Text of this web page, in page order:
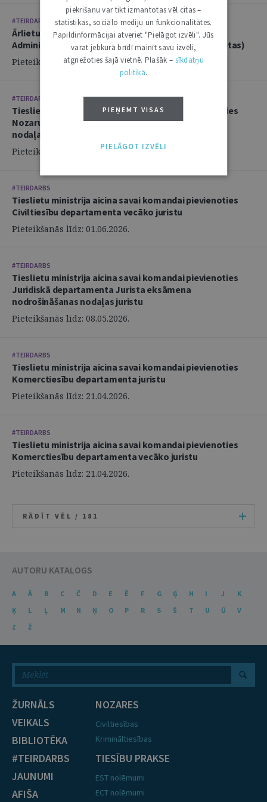
#TEIRDARBS
Ārlietu ministrija aicina savā komandā pievienoties
Administratīvi tiesiskās nodaļas juristu (2 amata vietas)
Pieteikšanās līdz: 14.06.2026.
#TEIRDARBS
Tieslietu ministrija aicina savai komandai pievienoties
Nozaru politikas departamenta Politikas izstrādes
nodaļas juristu
Pieteikšanās līdz: 02.06.2026.
#TEIRDARBS
Tieslietu ministrija aicina savai komandai pievienoties
Civiltiesību departamenta vecāko juristu
Pieteikšanās līdz: 01.06.2026.
#TEIRDARBS
Tieslietu ministrija aicina savai komandai pievienoties
Juridiskā departamenta Jurista eksāmena
nodrošināšanas nodaļas juristu
Pieteikšanās līdz: 08.05.2026.
#TEIRDARBS
Tieslietu ministrija aicina savai komandai pievienoties
Komerctiesību departamenta juristu
Pieteikšanās līdz: 21.04.2026.
#TEIRDARBS
Tieslietu ministrija aicina savai komandai pievienoties
Komerctiesību departamenta vecāko juristu
Pieteikšanās līdz: 21.04.2026.
RĀDĪT VĒL / 181
AUTORU KATALOGS
A Ā B C Č D E Ē F G Ģ H I J
K
Ķ
L Ļ M N Ņ O P R S Š T U Ū
V
Z
Ž
ŽURNĀLS
VEIKALS
BIBLIOTĒKA
#TEIRDARBS
JAUNUMI
AFIŠA
NOZARES
Civiltiesības
Krimināltiesības
TIESĪBU PRAKSE
EST nolēmumi
ECT nolēmumi
piekrišanu var tikt izmantotas vēl citas –
statistikas, sociālo mediju un funkcionalitātes.
Papildinformācijai atveriet "Pielāgot izvēli". Jūs
varat jebkurā brīdī mainīt savu izvēli,
atgriežoties šajā vietnē. Plašāk – sīkdatņu
politikā.
PIEŅEMT VISAS
PIELĀGOT IZVĒLI